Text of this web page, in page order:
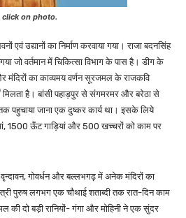
on photo.
उद्यानों का निर्माण करवाया गया। राजा बदनसिंह
जो वर्तमान में चिकित्सा विभाग के पास है। डीग के
मंदिरों का काव्यमय वर्णन सूरजमल के राजकवि
मिलता है। बांसी पहाड़पुर से संगमरमर और बरेठा से
पहुचाया जाना एक दुष्कर कार्य था। इसके लिये
1500 ऊँट गाड़ियां और 500 खच्चरों को काम पर
वृन्दावन, गोवर्धन और बल्लभगढ़ में अनेक मंदिरों का
पुरुष लगभग एक चौथाई शताब्दी तक रात-दिन काम
की दो बड़ी रानियों- गंगा और मोहिनी ने एक सुंदर